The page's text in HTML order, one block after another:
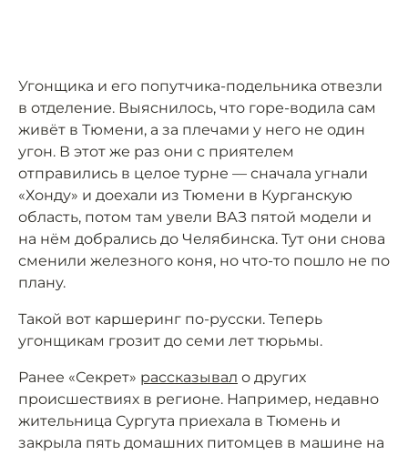
Угонщика и его попутчика-подельника отвезли
в отделение. Выяснилось, что горе-водила сам
живёт в Тюмени, а за плечами у него не один
угон. В этот же раз они с приятелем
отправились в целое турне — сначала угнали
«Хонду» и доехали из Тюмени в Курганскую
область, потом там увели ВАЗ пятой модели и
на нём добрались до Челябинска. Тут они снова
сменили железного коня, но что-то пошло не по
плану.
Такой вот каршеринг по-русски. Теперь
угонщикам грозит до семи лет тюрьмы.
Ранее «Секрет» рассказывал о других
происшествиях в регионе. Например, недавно
жительница Сургута приехала в Тюмень и
закрыла пять домашних питомцев в машине на